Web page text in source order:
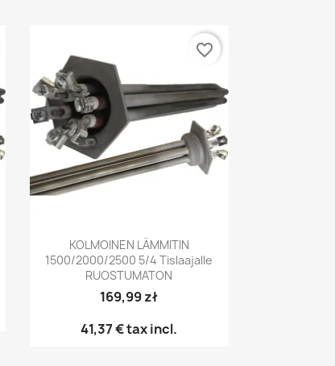
Pikakatselu
KOLMOINEN LÄMMITIN
1500/2000/2500 5/4 Tislaajalle
RUOSTUMATON
169,99 zł
41,37 €tax incl.
favorite_border